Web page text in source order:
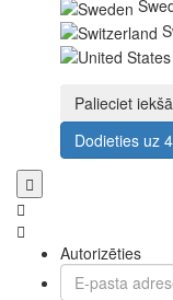
Palieciet iekšā
Dodieties uz
Autorizēties